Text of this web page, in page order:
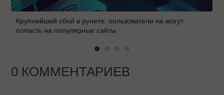
Крупнейший сбой в рунете: пользователи не могут
попасть на популярные сайты
0 КОММЕНТАРИЕВ